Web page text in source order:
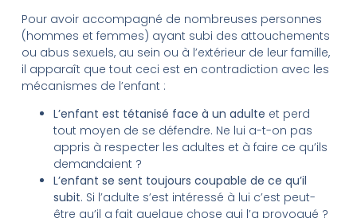
Pour avoir accompagné de nombreuses personnes
(hommes et femmes) ayant subi des attouchements
ou abus sexuels, au sein ou à l’extérieur de leur famille,
il apparaît que tout ceci est en contradiction avec les
mécanismes de l’enfant :
L’enfant est tétanisé face à un adulte et perd
tout moyen de se défendre. Ne lui a-t-on pas
appris à respecter les adultes et à faire ce qu’ils
demandaient ?
L’enfant se sent toujours coupable de ce qu’il
subit. Si l’adulte s’est intéressé à lui c’est peut-
être qu’il a fait quelque chose qui l’a provoqué ?